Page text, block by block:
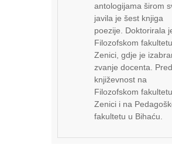
antologijama širom
javila je šest knjiga
poezije. Doktorirala
Filozofskom
Zenici, gdje je
zvanje docenta.
književnost na
Filozofskom
Zenici i na
fakultetu u Bihaću.